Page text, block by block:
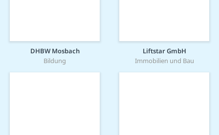
DHBW Mosbach
Bildung
Liftstar GmbH
Immobilien und Bau